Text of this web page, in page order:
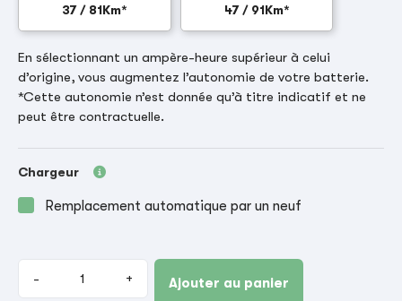
37 / 81Km*
47 / 91Km*
En sélectionnant un ampère-heure supérieur à celui
d’origine, vous augmentez l’autonomie de votre batterie.
*Cette autonomie n’est donnée qu’à titre indicatif et ne
peut être contractuelle.
Chargeur
Remplacement automatique par un neuf
- + Ajouter au panier